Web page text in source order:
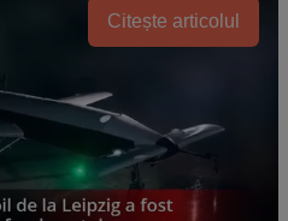
Citește articolul